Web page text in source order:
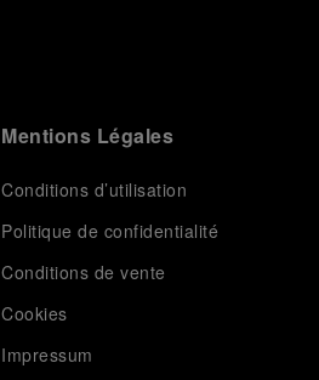
Mentions Légales
Conditions d’utilisation
Politique de confidentialité
Conditions de vente
Cookies
Impressum